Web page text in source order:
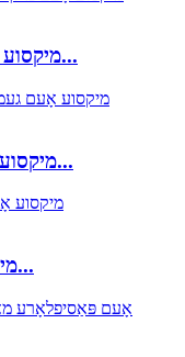
מיקסוע אָעם מילך טיי קאַפּ פלאָוט...
מיקסוע אָעם געמישט מאַנגאָ פלאַ...
מיקסוע אָעם בלאָז טיי ווייך ד...